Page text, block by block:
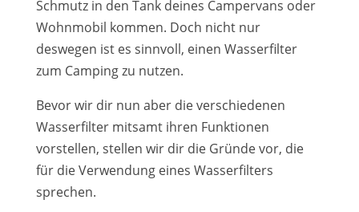
Schmutz in den Tank deines Campervans oder
Wohnmobil kommen. Doch nicht nur
deswegen ist es sinnvoll, einen Wasserfilter
zum Camping zu nutzen.
Bevor wir dir nun aber die verschiedenen
Wasserfilter mitsamt ihren Funktionen
vorstellen, stellen wir dir die Gründe vor, die
für die Verwendung eines Wasserfilters
sprechen.